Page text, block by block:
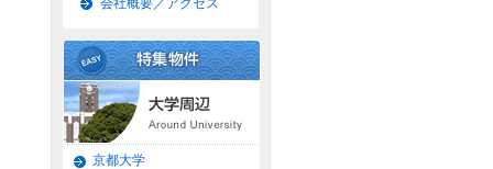
会社概要／アクセス
京都大学